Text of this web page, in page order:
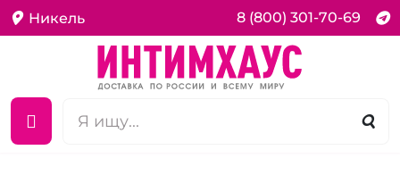
Никель 8 (800) 301-70-69